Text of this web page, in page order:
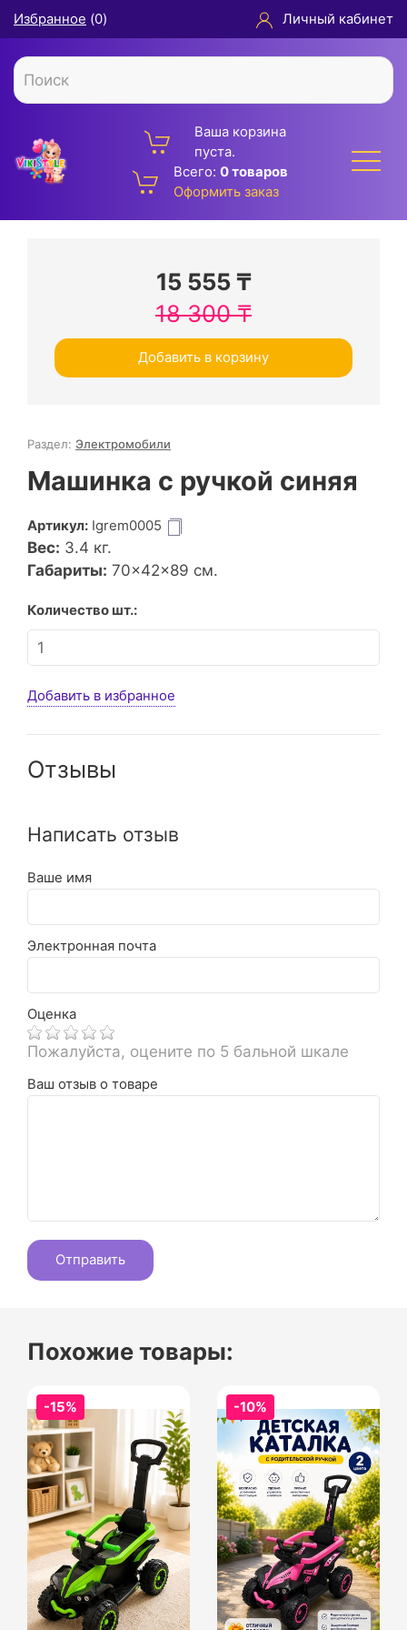
Избранное (0) Личный кабинет
Ваша корзина
пуста.
Всего: 0 товаров
Оформить заказ
15 555₸
18 300₸
Добавить в корзину
Раздел: Электромобили
Машинка с ручкой синяя
Артикул: Igrem0005
Вес: 3.4 кг.
Габариты: 70×42×89 см.
Количество шт.:
Добавить в избранное
Отзывы
Написать отзыв
Ваше имя
Электронная почта
Оценка
Пожалуйста, оцените по 5 бальной шкале
Ваш отзыв о товаре
Похожие товары:
-15% -10%